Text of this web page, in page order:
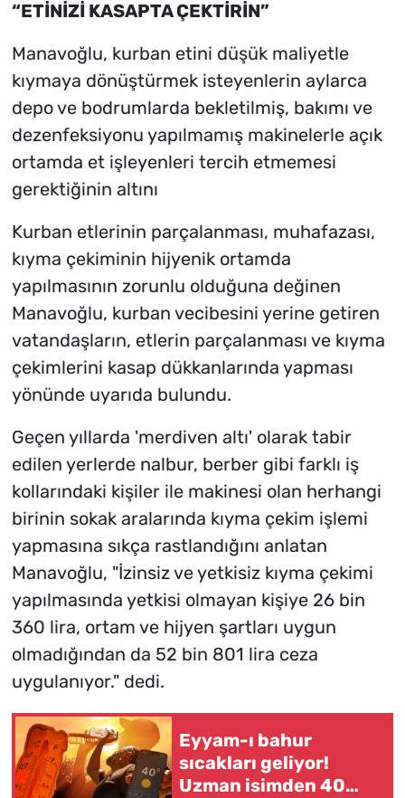
“ETİNİZİ KASAPTA ÇEKTİRİN”
Manavoğlu, kurban etini düşük maliyetle
kıymaya dönüştürmek isteyenlerin aylarca
depo ve bodrumlarda bekletilmiş, bakımı ve
dezenfeksiyonu yapılmamış makinelerle açık
ortamda et işleyenleri tercih etmemesi
gerektiğinin altını
Kurban etlerinin parçalanması, muhafazası,
kıyma çekiminin hijyenik ortamda
yapılmasının zorunlu olduğuna değinen
Manavoğlu, kurban vecibesini yerine getiren
vatandaşların, etlerin parçalanması ve kıyma
çekimlerini kasap dükkanlarında yapması
yönünde uyarıda bulundu.
Geçen yıllarda 'merdiven altı' olarak tabir
edilen yerlerde nalbur, berber gibi farklı iş
kollarındaki kişiler ile makinesi olan herhangi
birinin sokak aralarında kıyma çekim işlemi
yapmasına sıkça rastlandığını anlatan
Manavoğlu, "İzinsiz ve yetkisiz kıyma çekimi
yapılmasında yetkisi olmayan kişiye 26 bin
360 lira, ortam ve hijyen şartları uygun
olmadığından da 52 bin 801 lira ceza
uygulanıyor." dedi.
Eyyam-ı bahur
sıcakları geliyor!
Uzman isimden 40